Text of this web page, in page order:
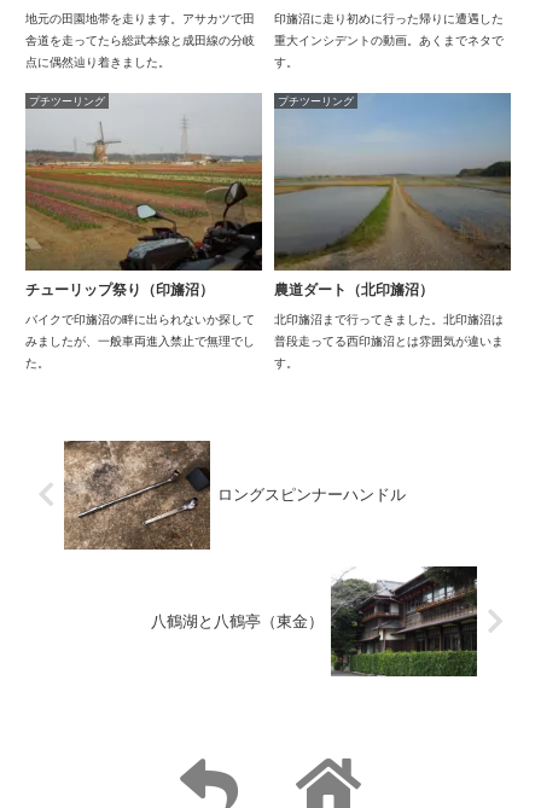
地元の田園地帯を走ります。アサカツで田
舎道を走ってたら総武本線と成田線の分岐
点に偶然辿り着きました。
印旛沼に走り初めに行った帰りに遭遇した
重大インシデントの動画。あくまでネタで
す。
プチツーリング
チューリップ祭り（印旛沼）
バイクで印旛沼の畔に出られないか探して
みましたが、一般車両進入禁止で無理でし
た。
プチツーリング
農道ダート（北印旛沼）
北印旛沼まで行ってきました。北印旛沼は
普段走ってる西印旛沼とは雰囲気が違いま
す。
ロングスピンナーハンドル
八鶴湖と八鶴亭（東金）